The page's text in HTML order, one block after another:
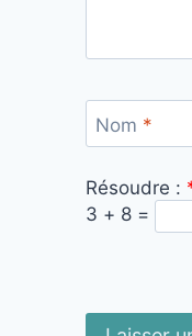
Nom *
Résoudre :
3 + 8 =